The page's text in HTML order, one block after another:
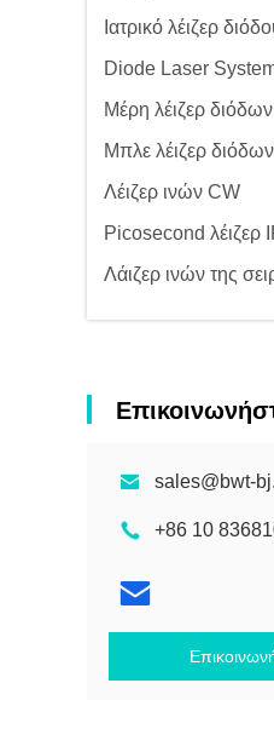
Ιατρικό λέιζερ
Diode Laser
Μέρη λέιζερ διόδων
Μπλε λέιζερ διόδων
Λέιζερ ινών CW
Picosecond λέιζερ
Λάιζερ ινών της
sales@bwt-
+86 10